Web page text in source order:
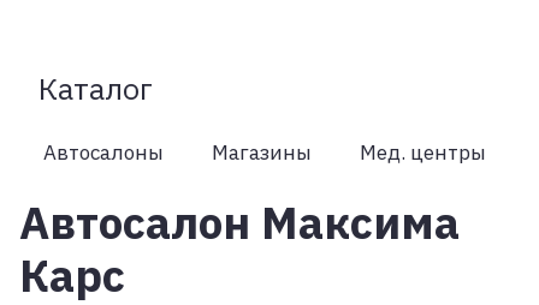
Каталог
Автосалоны Магазины Мед. центры
Автосалон Максима
Карс